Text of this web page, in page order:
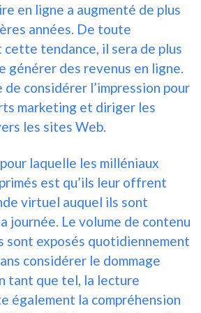
en ligne a augmenté de plus
années. De toute
cette tendance, il sera de plus
générer des revenus en ligne.
de considérer l’impression pour
marketing et diriger les
les sites Web.
laquelle les milléniaux
est qu’ils leur offrent
virtuel auquel ils sont
journée. Le volume de contenu
sont exposés quotidiennement
considérer le dommage
tant que tel, la lecture
également la compréhension